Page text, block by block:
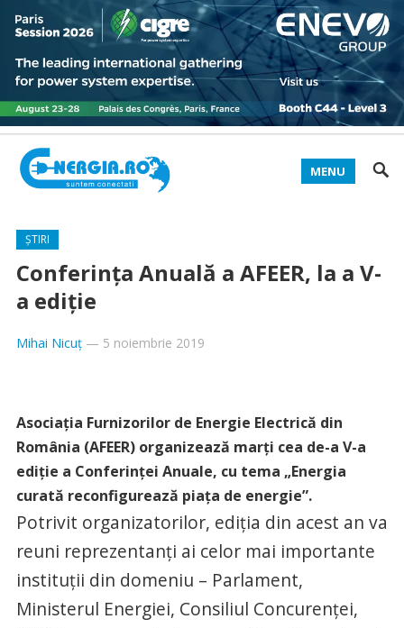
MENU
ȘTIRI
Conferinţa Anuală a AFEER, la a V-
a ediţie
Mihai Nicuț— 5 noiembrie 2019
Asociaţia Furnizorilor de Energie Electrică din
România (AFEER) organizează marţi cea de-a V-a
ediţie a Conferinţei Anuale, cu tema „Energia
curată reconfigurează piaţa de energie”.
Potrivit organizatorilor, ediţia din acest an va
reuni reprezentanţi ai celor mai importante
instituţii din domeniu – Parlament,
Ministerul Energiei, Consiliul Concurenţei,